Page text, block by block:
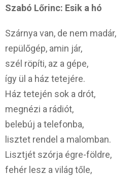
Szabó Lőrinc: Esik a hó
Szárnya van, de nem madár,
repülőgép, amin jár,
szél röpíti, az a gépe,
így ül a ház tetejére.
Ház tetején sok a drót,
megnézi a rádiót,
belebúj a telefonba,
lisztet rendel a malomban.
Lisztjét szórja égre-földre,
fehér lesz a világ tőle,